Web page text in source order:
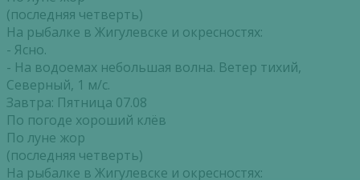
(последняя четверть)
На рыбалке в Жигулевске и окресностях:
- Ясно.
- На водоемах небольшая волна. Ветер тихий,
Северный, 1 м/с.
Завтра: Пятница 07.08
По погоде хороший клёв
По луне жор
(последняя четверть)
На рыбалке в Жигулевске и окресностях: